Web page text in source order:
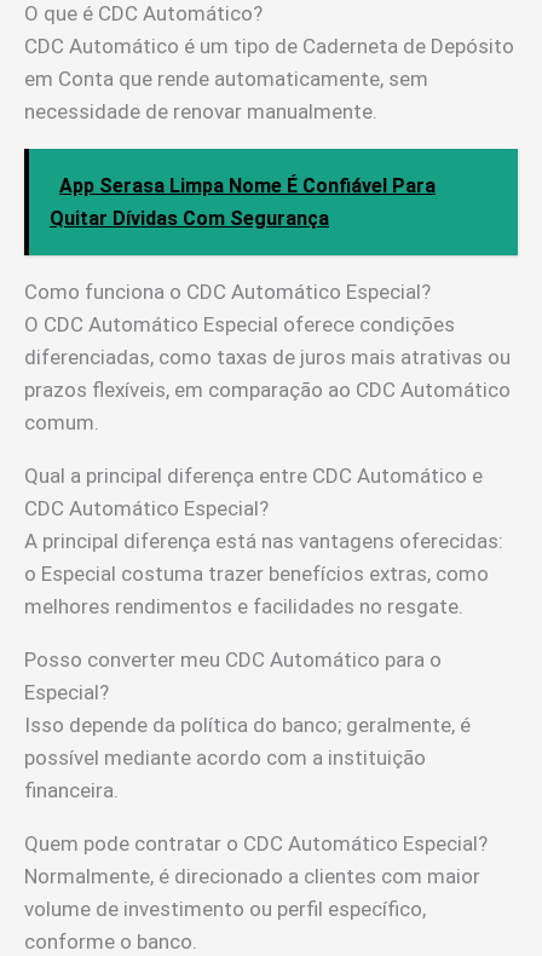
O que é CDC Automático?
CDC Automático é um tipo de Caderneta de Depósito
em Conta que rende automaticamente, sem
necessidade de renovar manualmente.
App Serasa Limpa Nome É Confiável Para
Quitar Dívidas Com Segurança
Como funciona o CDC Automático Especial?
O CDC Automático Especial oferece condições
diferenciadas, como taxas de juros mais atrativas ou
prazos flexíveis, em comparação ao CDC Automático
comum.
Qual a principal diferença entre CDC Automático e
CDC Automático Especial?
A principal diferença está nas vantagens oferecidas:
o Especial costuma trazer benefícios extras, como
melhores rendimentos e facilidades no resgate.
Posso converter meu CDC Automático para o
Especial?
Isso depende da política do banco; geralmente, é
possível mediante acordo com a instituição
financeira.
Quem pode contratar o CDC Automático Especial?
Normalmente, é direcionado a clientes com maior
volume de investimento ou perfil específico,
conforme o banco.